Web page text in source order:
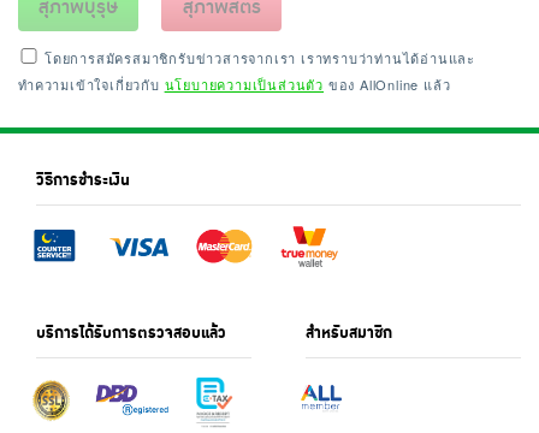
สุภาพบุรุษ สุภาพสตรี
โดยการสมัครสมาชิกรับข่าวสารจากเรา เราทราบว่าท่านได้อ่านและ
ทำความเข้าใจเกี่ยวกับ นโยบายความเป็นส่วนตัว ของ AllOnline แล้ว
วิธีการชำระเงิน
บริการได้รับการตรวจสอบแล้ว สำหรับสมาชิก